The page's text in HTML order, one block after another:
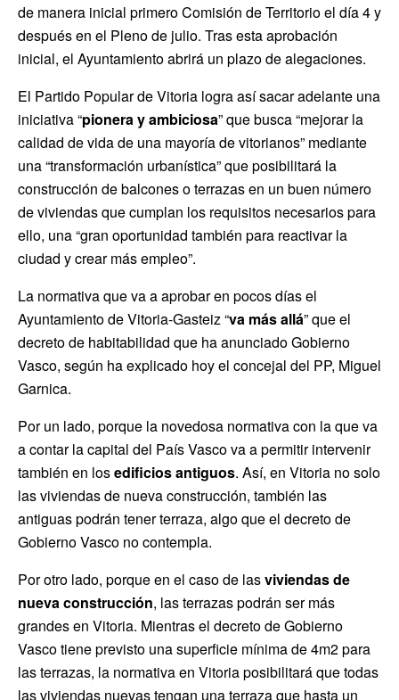
de manera inicial primero Comisión de Territorio el día 4 y
después en el Pleno de julio. Tras esta aprobación
inicial, el Ayuntamiento abrirá un plazo de alegaciones.
El Partido Popular de Vitoria logra así sacar adelante una
iniciativa “pionera y ambiciosa” que busca “mejorar la
calidad de vida de una mayoría de vitorianos” mediante
una “transformación urbanística” que posibilitará la
construcción de balcones o terrazas en un buen número
de viviendas que cumplan los requisitos necesarios para
ello, una “gran oportunidad también para reactivar la
ciudad y crear más empleo”.
La normativa que va a aprobar en pocos días el
Ayuntamiento de Vitoria-Gasteiz “va más allá” que el
decreto de habitabilidad que ha anunciado Gobierno
Vasco, según ha explicado hoy el concejal del PP, Miguel
Garnica.
Por un lado, porque la novedosa normativa con la que va
a contar la capital del País Vasco va a permitir intervenir
también en losedificios antiguos. Así, en Vitoria no solo
las viviendas de nueva construcción, también las
antiguas podrán tener terraza, algo que el decreto de
Gobierno Vasco no contempla.
Por otro lado, porque en el caso de lasviviendas de
nueva construcción, las terrazas podrán ser más
grandes en Vitoria. Mientras el decreto de Gobierno
Vasco tiene previsto una superficie mínima de 4m2 para
las terrazas, la normativa en Vitoria posibilitará que todas
las viviendas nuevas tengan una terraza que hasta un